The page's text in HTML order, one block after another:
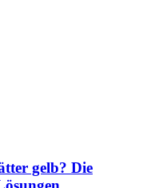
gelb? Die